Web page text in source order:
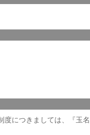
につきましては、『玉